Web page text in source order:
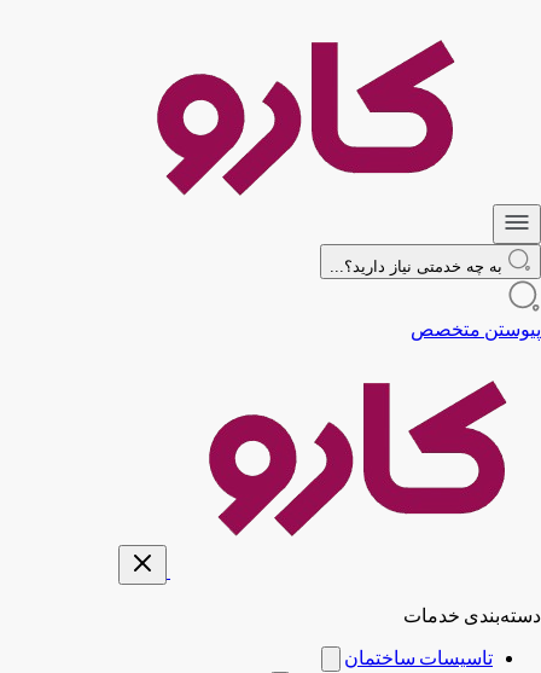
به چه خدمتی نیاز دارید؟...
پیوستن متخصص
دسته‌بندی خدمات
تاسیسات ساختمان